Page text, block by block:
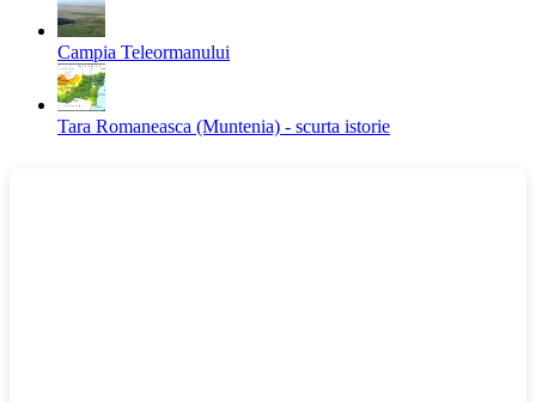
Campia Teleormanului
Tara Romaneasca (Muntenia) - scurta istorie